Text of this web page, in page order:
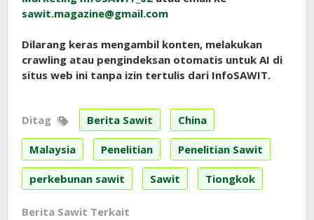
sawit.magazine@gmail.com
Dilarang keras mengambil konten, melakukan
crawling atau pengindeksan otomatis untuk AI di
situs web ini tanpa izin tertulis dari InfoSAWIT.
Ditag Berita Sawit China
Malaysia Penelitian Penelitian Sawit
perkebunan sawit Sawit Tiongkok
Berita Sawit Terkait